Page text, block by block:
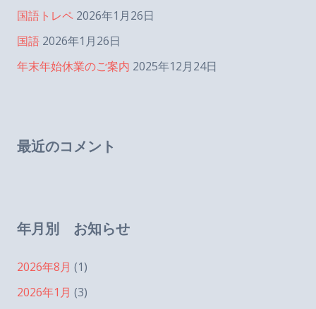
国語トレペ 2026年1月26日
国語 2026年1月26日
年末年始休業のご案内 2025年12月24日
最近のコメント
年月別 お知らせ
2026年8月 (1)
2026年1月 (3)